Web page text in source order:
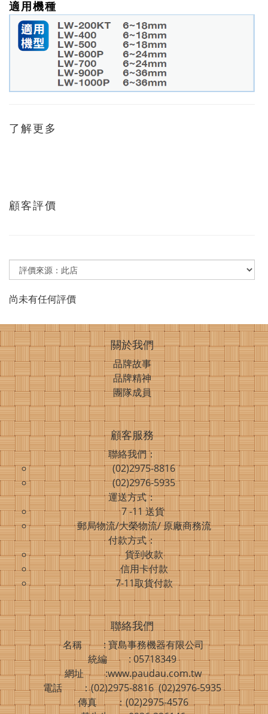
適用機種
了解更多
顧客評價
尚未有任何評價
關於我們
品牌故事
品牌精神
團隊成員
顧客服務
聯絡我們：
(02)2975-8816
(02)2976-5935
運送方式：
7 -11 送貨
郵局物流/大榮物流/ 原廠商務流
付款方式：
貨到收款
信用卡付款
7-11取貨付款
聯絡我們
名稱 : 寶島事務機器有限公司
統編 : 05718349
網址 :www.paudau.com.tw
電話 ：(02)2975-8816 (02)2976-5935
傳真 ：(02)2975-4576